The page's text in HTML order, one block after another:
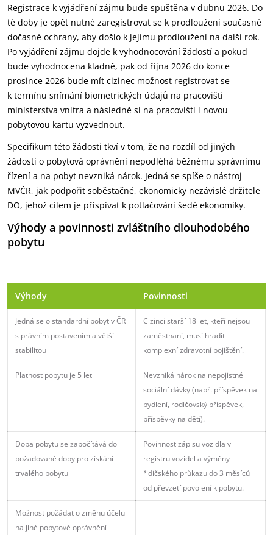
Registrace k vyjádření zájmu bude spuštěna v dubnu 2026. Do
té doby je opět nutné zaregistrovat se k prodloužení současné
dočasné ochrany, aby došlo k jejímu prodloužení na další rok.
Po vyjádření zájmu dojde k vyhodnocování žádostí a pokud
bude vyhodnocena kladně, pak od října 2026 do konce
prosince 2026 bude mít cizinec možnost registrovat se
k termínu snímání biometrických údajů na pracovišti
ministerstva vnitra a následně si na pracovišti i novou
pobytovou kartu vyzvednout.
Specifikum této žádosti tkví v tom, že na rozdíl od jiných
žádostí o pobytová oprávnění nepodléhá běžnému správnímu
řízení a na pobyt nevzniká nárok. Jedná se spíše o nástroj
MVČR, jak podpořit soběstačné, ekonomicky nezávislé držitele
DO, jehož cílem je přispívat k potlačování šedé ekonomiky.
Výhody a povinnosti zvláštního dlouhodobého
pobytu
Výhody Povinnosti
Jedná se o standardní pobyt v ČR
s právním postavením a větší
stabilitou
Cizinci starší 18 let, kteří nejsou
zaměstnaní, musí hradit
komplexní zdravotní pojištění.
Platnost pobytu je 5 let
Nevzniká nárok na nepojistné
sociální dávky (např. příspěvek na
bydlení, rodičovský příspěvek,
příspěvky na děti).
Doba pobytu se započítává do
požadované doby pro získání
trvalého pobytu
Povinnost zápisu vozidla v
registru vozidel a výměny
řidičského průkazu do 3 měsíců
od převzetí povolení k pobytu.
Možnost požádat o změnu účelu
na jiné pobytové oprávnění